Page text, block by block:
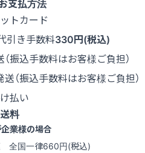
支払方法
トカード
き手数料330円(税込)
振込手数料はお客様ご負担）
（振込手数料はお客様ご負担）
払い
送料
業様の場合
全国一律660円(税込)